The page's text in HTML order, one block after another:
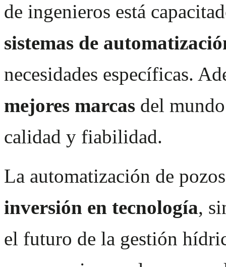
de ingenieros está
sistemas de
necesidades específicas.
mejores marcas del
calidad y fiabilidad.
La automatización de
inversión en tecnología,
el futuro de la gestión